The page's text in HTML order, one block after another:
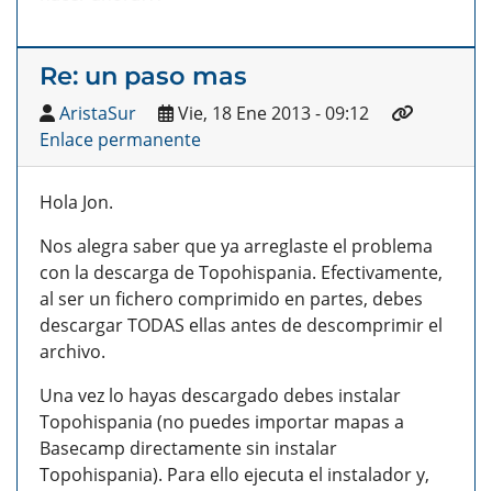
Re: un paso mas
AristaSur
Vie, 18 Ene 2013 - 09:12
Enlace permanente
Hola Jon.
Nos alegra saber que ya arreglaste el problema
con la descarga de Topohispania. Efectivamente,
al ser un fichero comprimido en partes, debes
descargar TODAS ellas antes de descomprimir el
archivo.
Una vez lo hayas descargado debes instalar
Topohispania (no puedes importar mapas a
Basecamp directamente sin instalar
Topohispania). Para ello ejecuta el instalador y,